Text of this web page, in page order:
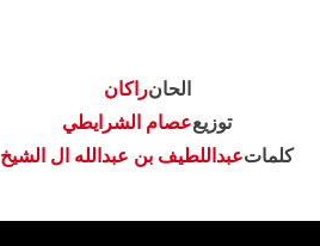
الحانراكان
توزيععصام الشرايطي
كلماتعبداللطيف بن عبدالله ال الشيخ